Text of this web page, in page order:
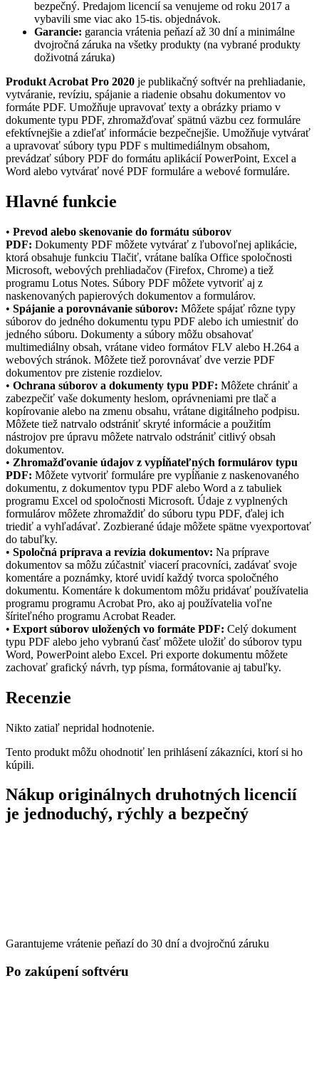
bezpečný. Predajom licencií sa venujeme od roku 2017 a
vybavili sme viac ako 15-tis. objednávok.
Garancie: garancia vrátenia peňazí až 30 dní a minimálne
dvojročná záruka na všetky produkty (na vybrané produkty
doživotná záruka)
Produkt Acrobat Pro 2020 je publikačný softvér na prehliadanie,
vytváranie, revíziu, spájanie a riadenie obsahu dokumentov vo
formáte PDF. Umožňuje upravovať texty a obrázky priamo v
dokumente typu PDF, zhromažďovať spätnú väzbu cez formuláre
efektívnejšie a zdieľať informácie bezpečnejšie. Umožňuje vytvárať
a upravovať súbory typu PDF s multimediálnym obsahom,
prevádzať súbory PDF do formátu aplikácií PowerPoint, Excel a
Word alebo vytvárať nové PDF formuláre a webové formuláre.
Hlavné funkcie
• Prevod alebo skenovanie do formátu súborov
PDF: Dokumenty PDF môžete vytvárať z ľubovoľnej aplikácie,
ktorá obsahuje funkciu Tlačiť, vrátane balíka Office spoločnosti
Microsoft, webových prehliadačov (Firefox, Chrome) a tiež
programu Lotus Notes. Súbory PDF môžete vytvoriť aj z
naskenovaných papierových dokumentov a formulárov.
• Spájanie a porovnávanie súborov: Môžete spájať rôzne typy
súborov do jedného dokumentu typu PDF alebo ich umiestniť do
jedného súboru. Dokumenty a súbory môžu obsahovať
multimediálny obsah, vrátane video formátov FLV alebo H.264 a
webových stránok. Môžete tiež porovnávať dve verzie PDF
dokumentov pre zistenie rozdielov.
• Ochrana súborov a dokumenty typu PDF: Môžete chrániť a
zabezpečiť vaše dokumenty heslom, oprávneniami pre tlač a
kopírovanie alebo na zmenu obsahu, vrátane digitálneho podpisu.
Môžete tiež natrvalo odstrániť skryté informácie a použitím
nástrojov pre úpravu môžete natrvalo odstrániť citlivý obsah
dokumentov.
• Zhromažďovanie údajov z vypĺňateľných formulárov typu
PDF: Môžete vytvoriť formuláre pre vypĺňanie z naskenovaného
dokumentu, z dokumentov typu PDF alebo Word a z tabuliek
programu Excel od spoločnosti Microsoft. Údaje z vyplnených
formulárov môžete zhromaždiť do súboru typu PDF, ďalej ich
triediť a vyhľadávať. Zozbierané údaje môžete spätne vyexportovať
do tabuľky.
• Spoločná príprava a revízia dokumentov: Na príprave
dokumentov sa môžu zúčastniť viacerí pracovníci, zadávať svoje
komentáre a poznámky, ktoré uvidí každý tvorca spoločného
dokumentu. Komentáre k dokumentom môžu pridávať používatelia
programu programu Acrobat Pro, ako aj používatelia voľne
šíriteľného programu Acrobat Reader.
• Export súborov uložených vo formáte PDF: Celý dokument
typu PDF alebo jeho vybranú časť môžete uložiť do súborov typu
Word, PowerPoint alebo Excel. Pri exporte dokumentu môžete
zachovať grafický návrh, typ písma, formátovanie aj tabuľky.
Recenzie
Nikto zatiaľ nepridal hodnotenie.
Tento produkt môžu ohodnotiť len prihlásení zákazníci, ktorí si ho
kúpili.
Nákup originálnych druhotných licencií
je jednoduchý, rýchly a bezpečný
Garantujeme vrátenie peňazí do 30 dní a dvojročnú záruku
Po zakúpení softvéru